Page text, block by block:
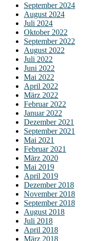
September 2024
August 2024
Juli 2024
Oktober 2022
September 2022
August 2022
Juli 2022
Juni 2022
Mai 2022
April 2022
März 2022
Februar 2022
Januar 2022
Dezember 2021
September 2021
Mai 2021
Februar 2021
März 2020
Mai 2019
April 2019
Dezember 2018
November 2018
September 2018
August 2018
Juli 2018
April 2018
März 2018